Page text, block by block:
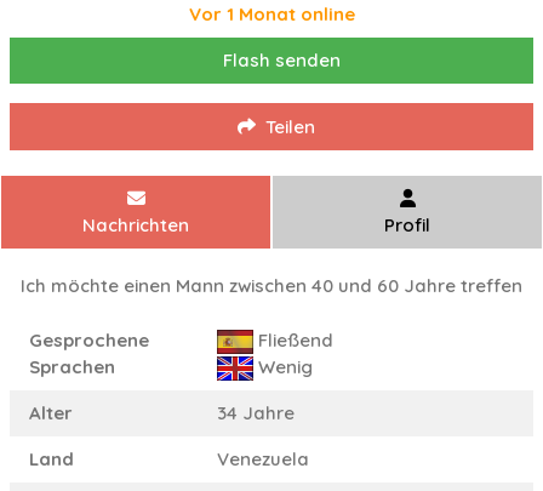
Vor 1 Monat online
Flash senden
Teilen
Nachrichten Profil
Ich möchte einen Mann zwischen 40 und 60 Jahre treffen
Gesprochene
Sprachen
Fließend
Wenig
Alter
34 Jahre
Land
Venezuela